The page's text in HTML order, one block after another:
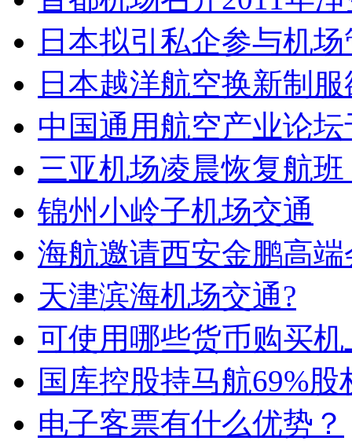
日本拟引私企参与机
日本越洋航空换新制
中国通用航空产业论坛
三亚机场凌晨恢复航
锦州小岭子机场交通
海航邀请西安金鹏高
天津滨海机场交通?
可使用哪些货币购买
国库控股持马航69%股
电子客票有什么优势？